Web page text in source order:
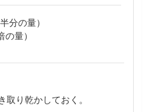
分の量）
の量）
取り乾かしておく。